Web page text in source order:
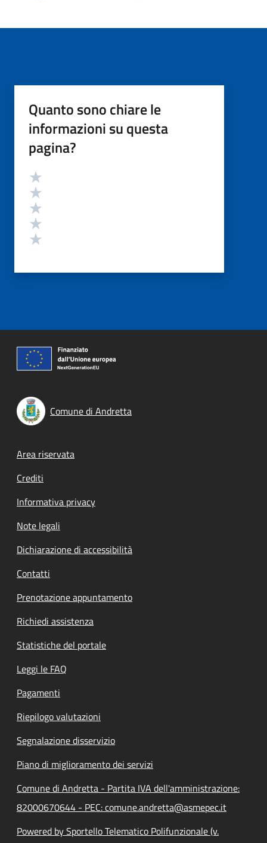
Quanto sono chiare le
informazioni su questa
pagina?
Valutazione
Comune di Andretta
Footer menu
Area riservata
Crediti
Informativa privacy
Note legali
Dichiarazione di accessibilità
Contatti
Prenotazione appuntamento
Richiedi assistenza
Statistiche del portale
Leggi le FAQ
Pagamenti
Riepilogo valutazioni
Segnalazione disservizio
Piano di miglioramento dei servizi
Comune di Andretta - Partita IVA dell'amministrazione:
82000670644 - PEC: comune.andretta@asmepec.it
Powered by Sportello Telematico Polifunzionale (v.